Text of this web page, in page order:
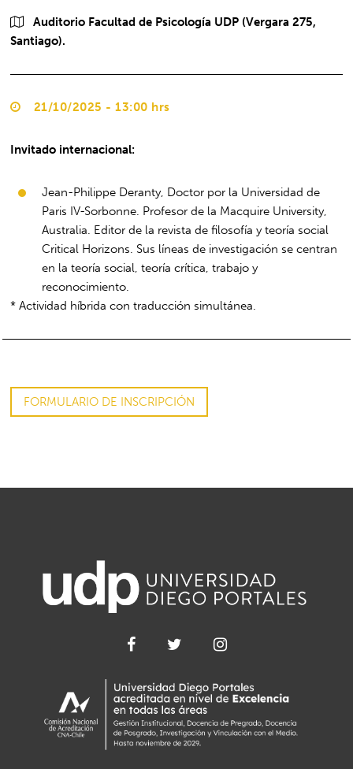
Auditorio Facultad de Psicología UDP (Vergara 275,
Santiago).
21/10/2025 - 13:00 hrs
Invitado internacional:
Jean-Philippe Deranty, Doctor por la Universidad de
Paris IV-Sorbonne. Profesor de la Macquire University,
Australia. Editor de la revista de filosofía y teoría social
Critical Horizons. Sus líneas de investigación se centran
en la teoría social, teoría crítica, trabajo y
reconocimiento.
* Actividad híbrida con traducción simultánea.
FORMULARIO DE INSCRIPCIÓN